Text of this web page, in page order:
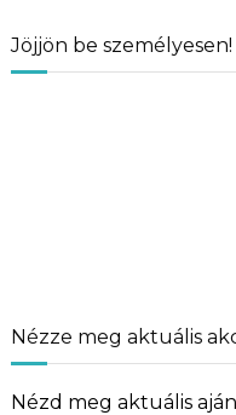
Jöjjön be személyesen!
Nézze meg aktuális
Nézd meg aktuális